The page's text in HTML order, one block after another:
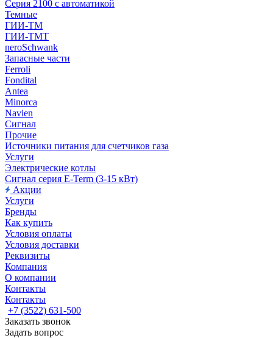
Серия 2100 с автоматикой
Темные
ГИИ-ТМ
ГИИ-ТМТ
neroSchwank
Запасные части
Ferroli
Fondital
Antea
Minorca
Navien
Сигнал
Прочие
Источники питания для счетчиков газа
Услуги
Электрические котлы
Сигнал серия E-Term (3-15 кВт)
Акции
Услуги
Бренды
Как купить
Условия оплаты
Условия доставки
Реквизиты
Компания
О компании
Контакты
Контакты
+7 (3522) 631-500
Заказать звонок
Задать вопрос